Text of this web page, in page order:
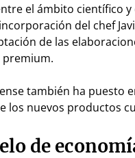
el ámbito científico
del chef
de las
premium.
también ha puesto
los nuevos productos
de